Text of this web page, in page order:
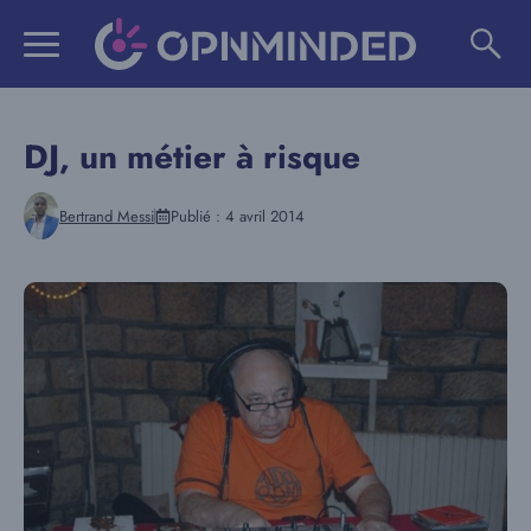
DJ, un métier à risque
Bertrand Messi Publié : 4 avril 2014